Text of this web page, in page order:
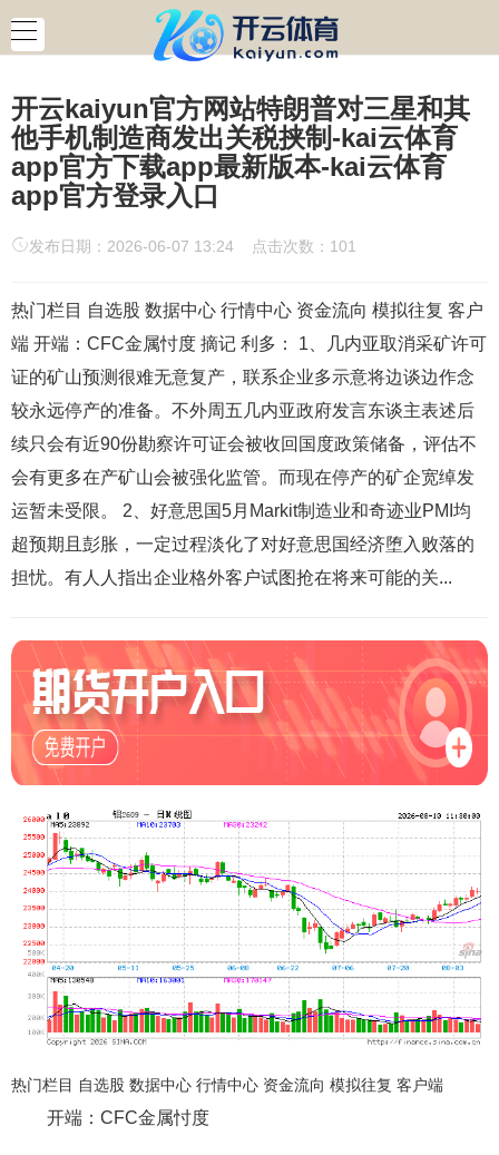
开云kaiyun官方网站特朗普对三星和其
他手机制造商发出关税挟制-kai云体育
app官方下载app最新版本-kai云体育
app官方登录入口
发布日期：2026-06-07 13:24 点击次数：101
热门栏目 自选股 数据中心 行情中心 资金流向 模拟往复 客户
端 开端：CFC金属忖度 摘记 利多： 1、几内亚取消采矿许可
证的矿山预测很难无意复产，联系企业多示意将边谈边作念
较永远停产的准备。不外周五几内亚政府发言东谈主表述后
续只会有近90份勘察许可证会被收回国度政策储备，评估不
会有更多在产矿山会被强化监管。而现在停产的矿企宽绰发
运暂未受限。 2、好意思国5月Markit制造业和奇迹业PMI均
超预期且彭胀，一定过程淡化了对好意思国经济堕入败落的
担忧。有人人指出企业格外客户试图抢在将来可能的关...
热门栏目 自选股 数据中心 行情中心 资金流向 模拟往复 客户端
开端：CFC金属忖度